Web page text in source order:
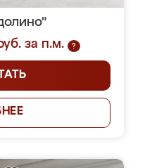
за п.м.
?